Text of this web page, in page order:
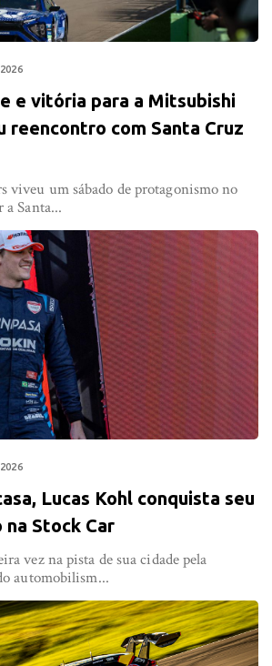
e vitória para a Mitsubishi
reencontro com Santa Cruz
um sábado de protagonismo no
Santa...
Lucas Kohl conquista seu
Stock Car
vez na pista de sua cidade pela
automobilism...